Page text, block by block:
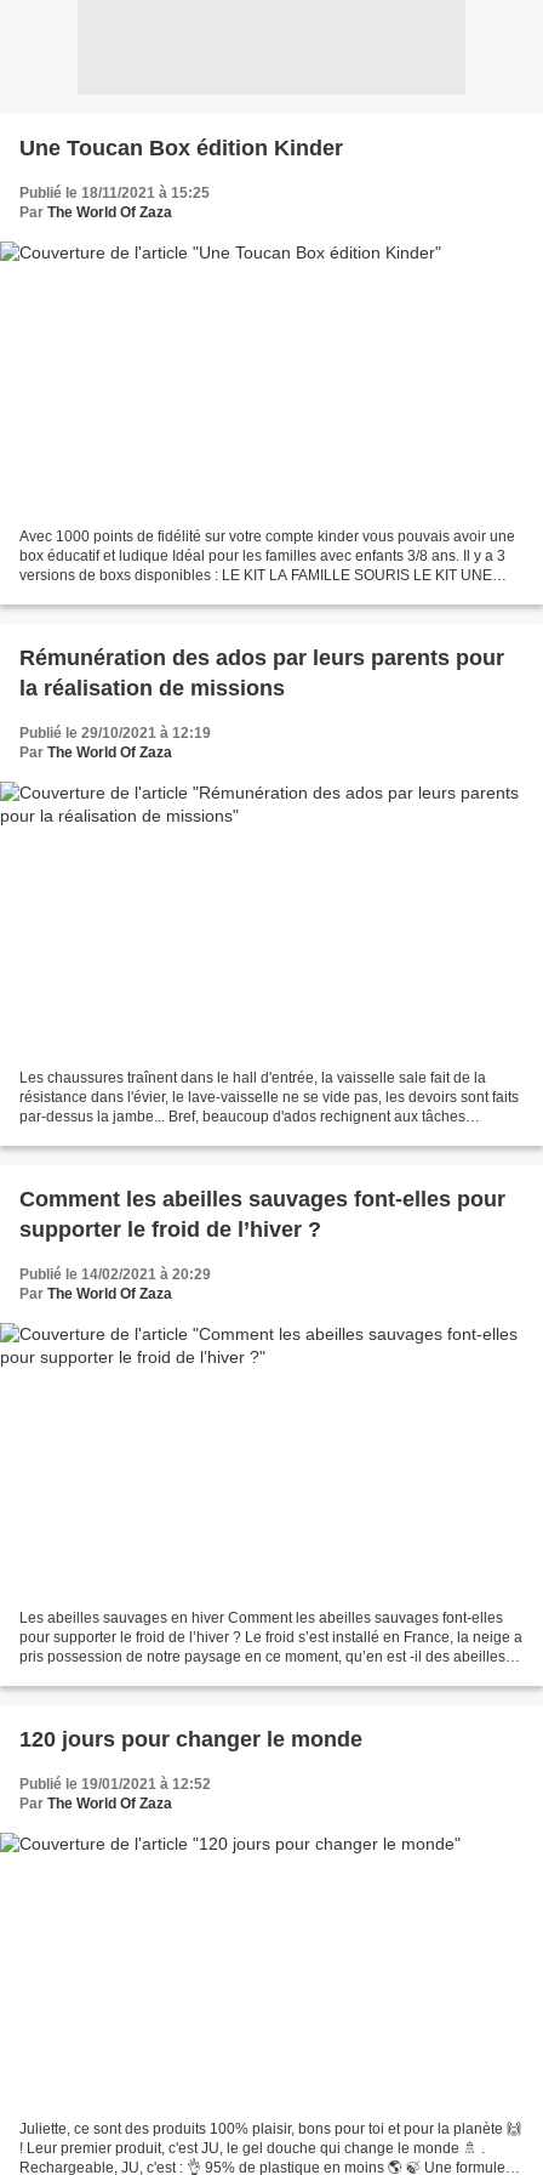
Une Toucan Box édition Kinder
Publié le 18/11/2021 à 15:25
Par The World Of Zaza
Avec 1000 points de fidélité sur votre compte kinder vous pouvais avoir une
box éducatif et ludique Idéal pour les familles avec enfants 3/8 ans. Il y a 3
versions de boxs disponibles : LE KIT LA FAMILLE SOURIS LE KIT UNE
Rémunération des ados par leurs parents pour
la réalisation de missions
Publié le 29/10/2021 à 12:19
Par The World Of Zaza
Les chaussures traînent dans le hall d'entrée, la vaisselle sale fait de la
résistance dans l'évier, le lave-vaisselle ne se vide pas, les devoirs sont faits
par-dessus la jambe... Bref, beaucoup d'ados rechignent aux tâches
Comment les abeilles sauvages font-elles pour
supporter le froid de l’hiver ?
Publié le 14/02/2021 à 20:29
Par The World Of Zaza
Les abeilles sauvages en hiver Comment les abeilles sauvages font-elles
pour supporter le froid de l’hiver ? Le froid s’est installé en France, la neige a
pris possession de notre paysage en ce moment, qu’en est -il des abeilles
120 jours pour changer le monde
Publié le 19/01/2021 à 12:52
Par The World Of Zaza
Juliette, ce sont des produits 100% plaisir, bons pour toi et pour la planète 🙌
! Leur premier produit, c'est JU, le gel douche qui change le monde 🚿 .
Rechargeable, JU, c'est : 👌 95% de plastique en moins 🌎 🍃 Une formule